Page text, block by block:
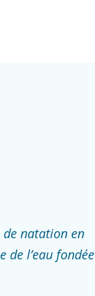
de natation en
de l’eau fondée